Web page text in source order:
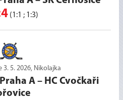
(1:1 ; 1:3)
3. 5. 2026, Nikolajka
A– HC Cvočkaři